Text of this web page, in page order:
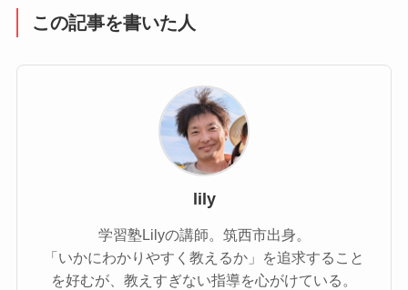
この記事を書いた人
lily
学習塾Lilyの講師。筑西市出身。
「いかにわかりやすく教えるか」を追求すること
を好むが、教えすぎない指導を心がけている。